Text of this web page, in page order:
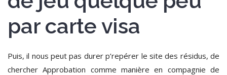
par carte visa
Puis, il nous peut pas durer p’repérer le site des résidus, de
chercher Approbation comme manière en compagnie de